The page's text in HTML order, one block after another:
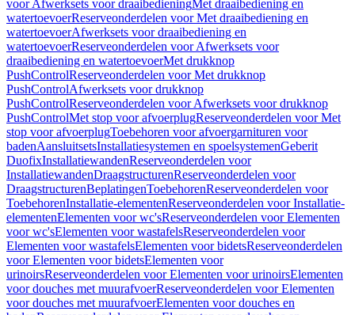
voor Afwerksets voor draaibedieningMet draaibediening en
watertoevoerReserveonderdelen voor Met draaibediening en
watertoevoerAfwerksets voor draaibediening en
watertoevoerReserveonderdelen voor Afwerksets voor
draaibediening en watertoevoerMet drukknop
PushControlReserveonderdelen voor Met drukknop
PushControlAfwerksets voor drukknop
PushControlReserveonderdelen voor Afwerksets voor drukknop
PushControlMet stop voor afvoerplugReserveonderdelen voor Met
stop voor afvoerplugToebehoren voor afvoergarnituren voor
badenAansluitsetsInstallatiesystemen en spoelsystemenGeberit
DuofixInstallatiewandenReserveonderdelen voor
InstallatiewandenDraagstructurenReserveonderdelen voor
DraagstructurenBeplatingenToebehorenReserveonderdelen voor
ToebehorenInstallatie-elementenReserveonderdelen voor Installatie-
elementenElementen voor wc'sReserveonderdelen voor Elementen
voor wc'sElementen voor wastafelsReserveonderdelen voor
Elementen voor wastafelsElementen voor bidetsReserveonderdelen
voor Elementen voor bidetsElementen voor
urinoirsReserveonderdelen voor Elementen voor urinoirsElementen
voor douches met muurafvoerReserveonderdelen voor Elementen
voor douches met muurafvoerElementen voor douches en